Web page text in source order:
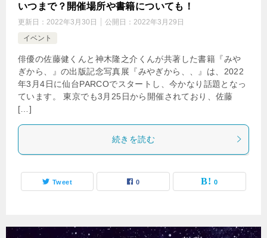
いつまで？開催場所や書籍についても！
更新日： 2022年3月30日 公開日： 2022年3月29日
イベント
俳優の佐藤健くんと神木隆之介くんが共著した書籍『みや
ぎから、』の出版記念写真展『みやぎから、、』は、2022
年3月4日に仙台PARCOでスタートし、今かなり話題となっ
ています。 東京でも3月25日から開催されており、佐藤
[…]
続きを読む
Tweet 0 0